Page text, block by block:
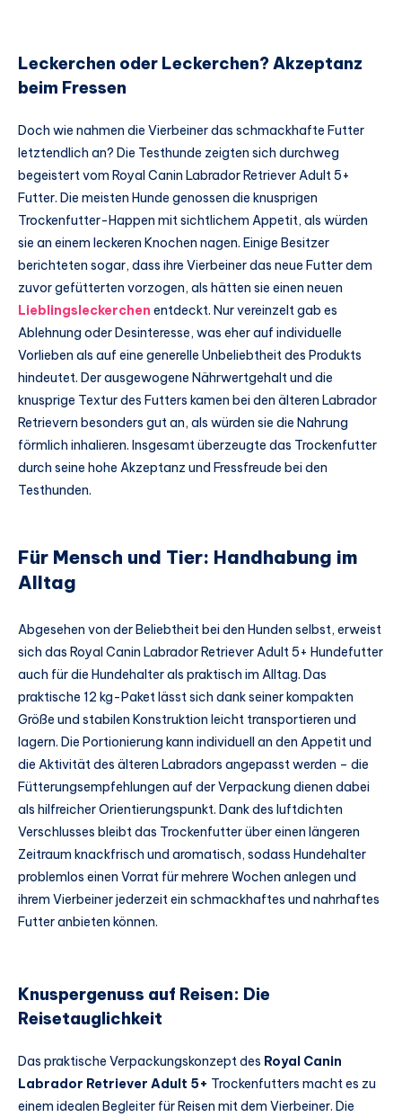
Leckerchen oder Leckerchen? Akzeptanz
beim Fressen
Doch wie nahmen die Vierbeiner das schmackhafte Futter
letztendlich an? Die Testhunde zeigten sich durchweg
begeistert vom Royal Canin Labrador Retriever Adult 5+
Futter. Die meisten Hunde genossen die knusprigen
Trockenfutter-Happen mit sichtlichem Appetit, als würden
sie an einem leckeren Knochen nagen. Einige Besitzer
berichteten sogar, dass ihre Vierbeiner das neue Futter dem
zuvor gefütterten vorzogen, als hätten sie einen neuen
Lieblingsleckerchen entdeckt. Nur vereinzelt gab es
Ablehnung oder Desinteresse, was eher auf individuelle
Vorlieben als auf eine generelle Unbeliebtheit des Produkts
hindeutet. Der ausgewogene Nährwertgehalt und die
knusprige Textur des Futters kamen bei den älteren Labrador
Retrievern besonders gut an, als würden sie die Nahrung
förmlich inhalieren. Insgesamt überzeugte das Trockenfutter
durch seine hohe Akzeptanz und Fressfreude bei den
Testhunden.
Für Mensch und Tier: Handhabung im
Alltag
Abgesehen von der Beliebtheit bei den Hunden selbst, erweist
sich das Royal Canin Labrador Retriever Adult 5+ Hundefutter
auch für die Hundehalter als praktisch im Alltag. Das
praktische 12 kg-Paket lässt sich dank seiner kompakten
Größe und stabilen Konstruktion leicht transportieren und
lagern. Die Portionierung kann individuell an den Appetit und
die Aktivität des älteren Labradors angepasst werden – die
Fütterungsempfehlungen auf der Verpackung dienen dabei
als hilfreicher Orientierungspunkt. Dank des luftdichten
Verschlusses bleibt das Trockenfutter über einen längeren
Zeitraum knackfrisch und aromatisch, sodass Hundehalter
problemlos einen Vorrat für mehrere Wochen anlegen und
ihrem Vierbeiner jederzeit ein schmackhaftes und nahrhaftes
Futter anbieten können.
Knuspergenuss auf Reisen: Die
Reisetauglichkeit
Das praktische Verpackungskonzept des Royal Canin
Labrador Retriever Adult 5+ Trockenfutters macht es zu
einem idealen Begleiter für Reisen mit dem Vierbeiner. Die